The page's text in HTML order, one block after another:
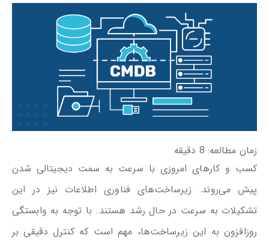
زمان مطالعه: 8 دقیقه
کسب و کارهای امروزی با سرعت به سمت دیجیتالی شدن
پیش می‌روند. زیرساخت‌های فناوری اطلاعات نیز در این
تشکیلات به سرعت در حال رشد هستند. با توجه به وابستگی
روزافزون به این زیرساخت‌ها، مهم است که کنترل دقیقی بر